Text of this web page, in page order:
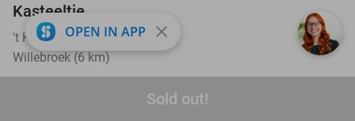
Sold out!
Kasteeltje
't Kasteeltje 9.8star
Willebroek (6 km)
OPEN IN APP close